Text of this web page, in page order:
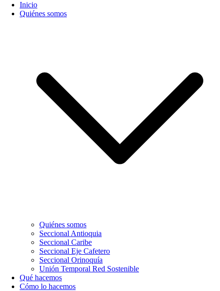
Inicio
Quiénes somos
Quiénes somos
Seccional Antioquia
Seccional Caribe
Seccional Eje Cafetero
Seccional Orinoquía
Unión Temporal Red Sostenible
Qué hacemos
Cómo lo hacemos